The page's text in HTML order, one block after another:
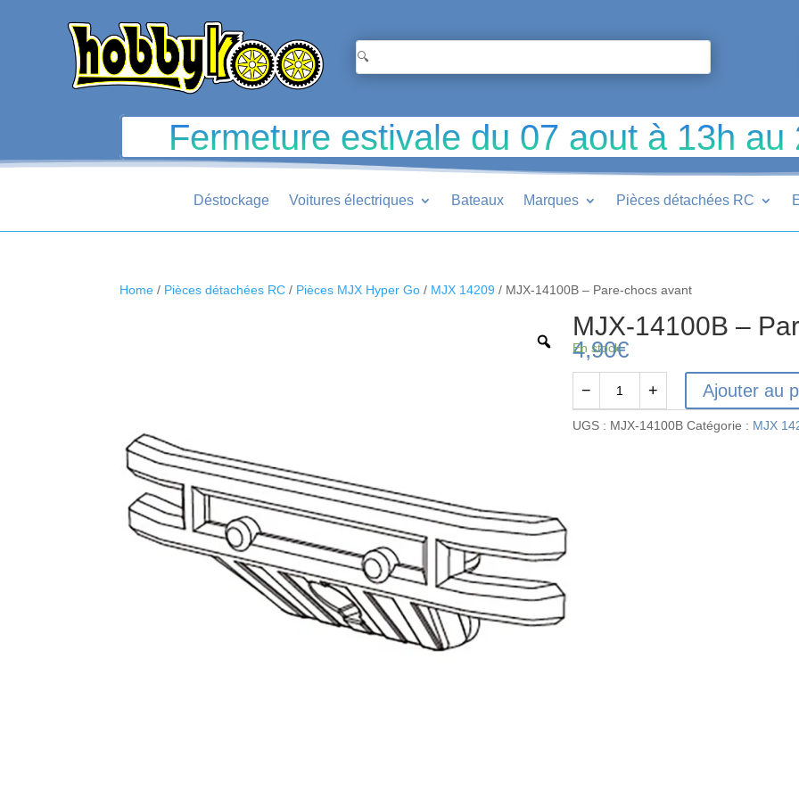
Fermeture estivale du 07 aout à 13h au
Déstockage Voitures électriques Bateaux Marques Pièces détachées RC
Home / Pièces détachées RC / Pièces MJX Hyper Go / MJX 14209 / MJX-14100B – Pare-chocs avant
MJX-14100B –
4,90€
En stock
quantité
de
− + Ajouter au
UGS : MJX-14100B Catégorie : MJX